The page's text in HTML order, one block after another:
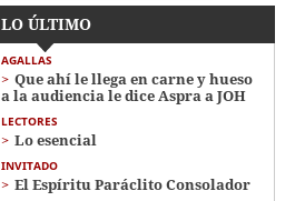
LO ÚLTIMO
AGALLAS
Que ahí le llega en carne y hueso
a la audiencia le dice Aspra a JOH
LECTORES
Lo esencial
INVITADO
El Espíritu Paráclito Consolador